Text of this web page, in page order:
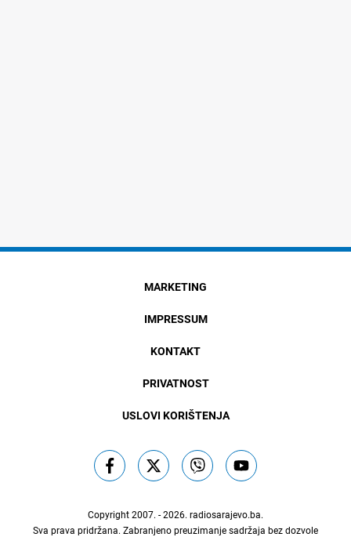
MARKETING
IMPRESSUM
KONTAKT
PRIVATNOST
USLOVI KORIŠTENJA
Copyright 2007. - 2026. radiosarajevo.ba.
Sva prava pridržana. Zabranjeno preuzimanje sadržaja bez dozvole